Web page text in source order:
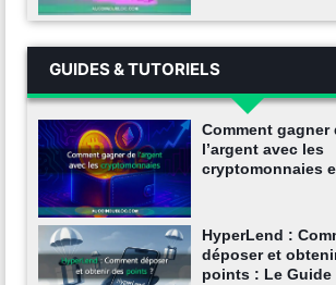
GUIDES & TUTORIELS
Comment gagner
l’argent avec les
cryptomonnaies
HyperLend :
déposer et
points : Le Guide